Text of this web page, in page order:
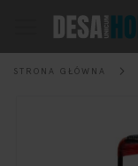
STRONA GŁÓWNA